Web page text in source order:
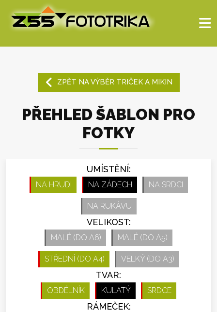
ZPĚT NA VÝBĚR TRIČEK A MIKIN
PŘEHLED ŠABLON PRO
FOTKY
UMÍSTĚNÍ:
NA HRUDI NA ZÁDECH NA SRDCI
NA RUKÁVU
VELIKOST:
MALÉ (DO A6) MALÉ (DO A5)
STŘEDNÍ (DO A4) VELKÝ (DO A3)
TVAR:
OBDÉLNÍK KULATÝ SRDCE
RÁMEČEK: